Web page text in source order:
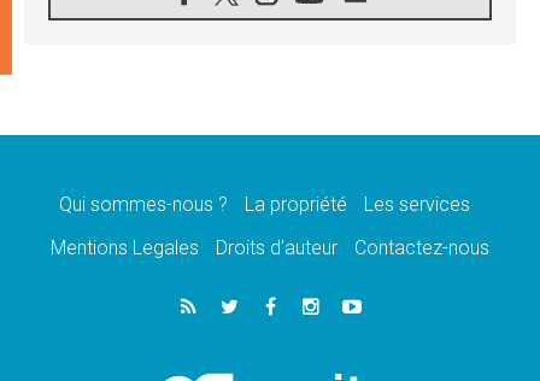
06.08.2026
message de paix et de dignité humaine»
«La visite du Pape en Uruguay renforcera
05.08.2026
Le nonce en Ukraine: «Il est inquiétant
Qui sommes-nous ? La propriété
Les services
Mentions Legales
Droits d’auteur Contactez-nous